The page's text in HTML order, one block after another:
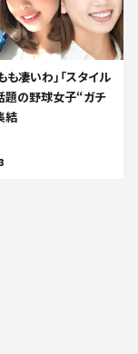
も凄いわ」「スタイル
題の野球女子“ガチ
結